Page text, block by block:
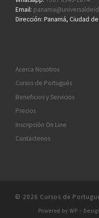
Email:
Dirección: Panamá, Ciudad
Acerca Nosotros
Cursos de Portugués
Beneficios y Servicios
Precios
Inscripción On Line
Contáctenos
© 2026 Cursos de
Powered by WP –